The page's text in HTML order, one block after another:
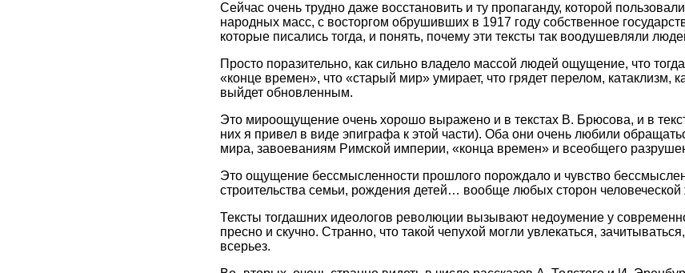
Сейчас очень трудно даже восстановить и ту пропаганду, которой
народных масс, с восторгом обрушивших в 1917 году собственное
которые писались тогда, и понять, почему эти тексты так воодушевляли
Просто поразительно, как сильно владело массой людей ощущение, что
«конце времен», что «старый мир» умирает, что грядет перелом, катаклизм,
выйдет обновленным.
Это мироощущение очень хорошо выражено и в текстах В. Брюсова, и в
них я привел в виде эпиграфа к этой части). Оба они очень любили
мира, завоеваниям Римской империи, «конца времен» и всеобщего
Это ощущение бессмысленности прошлого порождало и чувство
строительства семьи, рождения детей… вообще любых сторон человеческой
Тексты тогдашних идеологов революции вызывают недоумение у
пресно и скучно. Странно, что такой чепухой могли увлекаться,
всерьез.